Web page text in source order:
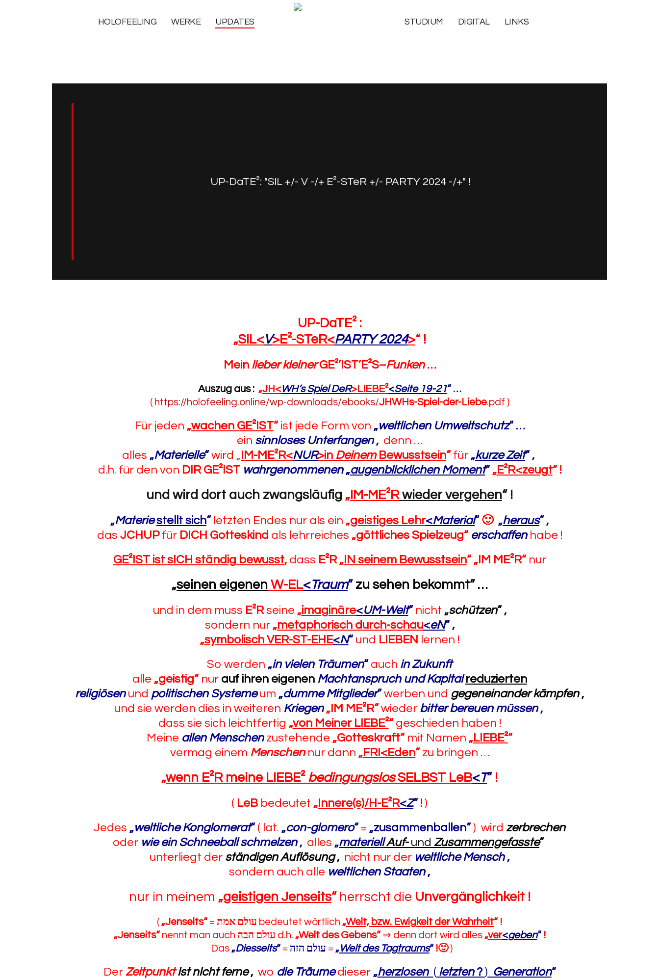
HOLOFEELING WERKE UPDATES STUDIUM DIGITAL LINKS
UP-DaTE²: "SIL +/- V -/+ E²-STeR +/- PARTY 2024 -/+" !
UP-DaTE² :
„SIL<V>E²-STeR<PARTY2024>“ !
Mein lieber kleinerGE²’IST’E²S–Funken …
Auszug aus : „JH<WH’s Spiel DeR>LIEBE²<Seite 19-21“ …
( https://holofeeling.online/wp-downloads/ebooks/JHWHs-Spiel-der-Liebe.pdf )
Für jeden „wachen GE²IST“ ist jede Form von „weltlichen Umweltschutz“ …
ein sinnloses Unterfangen ,denn …
alles „Materielle“ wird „ IM-ME²R<NUR>in DeinemBewusstsein“ für „kurze Zeit“ ,
d.h. für den von DIR GE²IST wahrgenommenen „augenblicklichen Moment“ „E²R<zeugt“ !
und wird dort auch zwangsläufig „ IM-ME²Rwieder vergehen“ !
„Materie stellt sich“ letzten Endes nur als ein „geistiges Lehr<Material“ 🙂 „heraus“ ,
das JCHUPfür DICH Gotteskind als lehrreiches „göttliches Spielzeug“ erschaffen habe !
GE²IST ist sICH ständig bewusst,dass E²R „IN seinem Bewusstsein“ „IM ME²R“nur
„seinen eigenen W-EL<Traum“ zu sehen bekommt“ …
und in dem muss E²Rseine „imaginäre<UM-Welt“ nicht „schützen“ ,
sondern nur „metaphorisch durch-schau<eN“ ,
„symbolisch VER-ST-EHE<N“ und LIEBEN lernen !
So werden „in vielen Träumen“ auch in Zukunft
alle „geistig“nur auf ihren eigenen Machtanspruch und Kapital reduzierten
religiösenund politischen Systemeum „dumme Mitglieder“ werben und gegeneinander kämpfen ,
und sie werden dies in weiteren Kriegen „IM ME²R“wieder bitter bereuen müssen ,
dass sie sich leichtfertig „von Meiner LIEBE²“ geschieden haben !
Meine allen Menschenzustehende „Gotteskraft“ mit Namen „LIEBE²“
vermag einem Menschennur dann „FRI<Eden“ zu bringen …
„wenn E²R meine LIEBE² bedingungslosSELBST LeB<T“ !
( LeB bedeutet „ Innere(s)/H-E²R<Z“ ! )
Jedes „weltliche Konglomerat“ ( lat. „con-glomero“ = „zusammenballen“ ) wird zerbrechen
oder wie ein Schneeball schmelzen , alles „materiellAuf-und Zusammengefasste“
unterliegt der ständigen Auflösung, nicht nur der weltliche Mensch ,
sondern auch alle weltlichen Staaten ,
nur in meinem „geistigen Jenseits“ herrscht die Unvergänglichkeit !
( „Jenseits“ = עולם אמת bedeutet wörtlich „Welt, bzw. Ewigkeit der Wahrheit“ !
„Jenseits“nennt man auch עולם הבה d.h. „Welt des Gebens“⇒ denn dort wird alles „ver<geben“ !
Das „Diesseits“ = עולם הזה = „Welt des Tagtraums“ !🙂 )
Der Zeitpunkt ist nicht ferne,wo die Träumedieser „herzlosen (letzten ? ) Generation“